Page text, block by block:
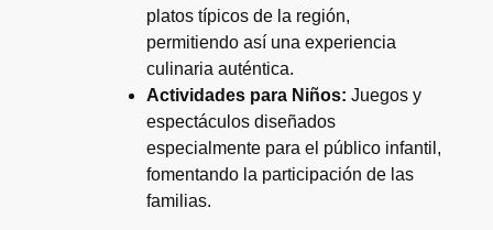
platos típicos de la región,
permitiendo así una experiencia
culinaria auténtica.
Actividades para Niños: Juegos y
espectáculos diseñados
especialmente para el público infantil,
fomentando la participación de las
familias.